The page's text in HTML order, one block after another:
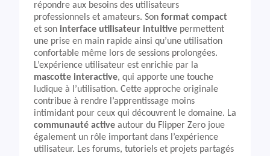
répondre aux besoins des utilisateurs
professionnels et amateurs. Son format compact
et son interface utilisateur intuitive permettent
une prise en main rapide ainsi qu’une utilisation
confortable même lors de sessions prolongées.
L’expérience utilisateur est enrichie par la
mascotte interactive, qui apporte une touche
ludique à l’utilisation. Cette approche originale
contribue à rendre l’apprentissage moins
intimidant pour ceux qui découvrent le domaine. La
communauté active autour du Flipper Zero joue
également un rôle important dans l’expérience
utilisateur. Les forums, tutoriels et projets partagés